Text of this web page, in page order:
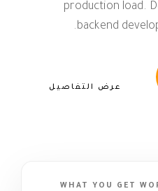
production load.
backend
عرض التفاصيل
WHAT YOU GET